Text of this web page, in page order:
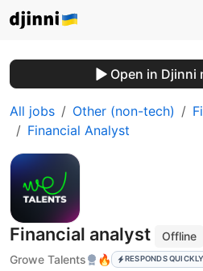
Open in Djinni
All jobs Other (non-tech)
Financial Analyst
Financial analyst
Offline
Growe Talents
🔥 RESPONDS QUICKLY